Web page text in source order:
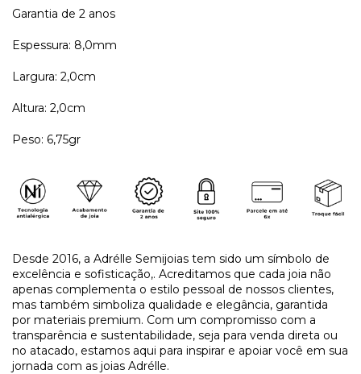
Garantia de 2 anos
Espessura: 8,0mm
Largura: 2,0cm
Altura: 2,0cm
Peso: 6,75gr
Desde 2016, a Adrélle Semijoias tem sido um símbolo de
excelência e sofisticação,. Acreditamos que cada joia não
apenas complementa o estilo pessoal de nossos clientes,
mas também simboliza qualidade e elegância, garantida
por materiais premium. Com um compromisso com a
transparência e sustentabilidade, seja para venda direta ou
no atacado, estamos aqui para inspirar e apoiar você em sua
jornada com as joias Adrélle.